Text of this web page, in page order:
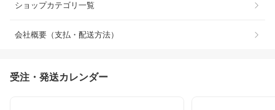
ショップカテゴリ一覧
会社概要（支払・配送方法）
受注・発送カレンダー